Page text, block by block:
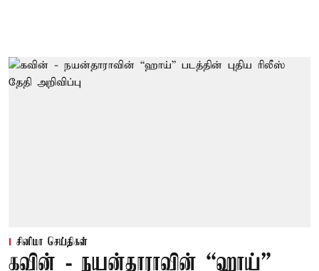
சினிமா செய்திகள்
கவின் - நயன்தாராவின் “ஹாய்”